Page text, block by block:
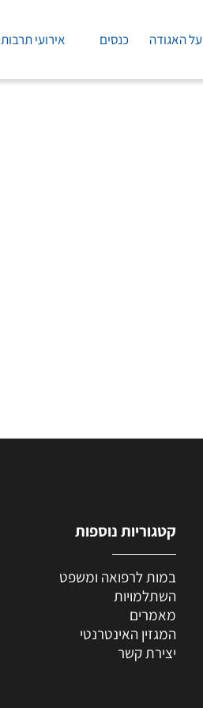
על האגודה כנסים אירועי תרבות
קטגוריות נוספות
במות לרפואה ומשפט
השתלמויות
מאמרים
המגזין האינטרנטי
יצירת קשר